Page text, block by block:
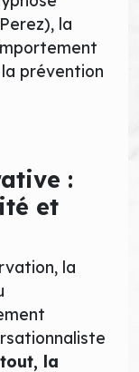
la
prévention
:
et
la
la